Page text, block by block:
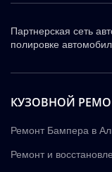
Партнерская сеть
полировке
КУЗОВНОЙ
Ремонт Бампера в
Ремонт и